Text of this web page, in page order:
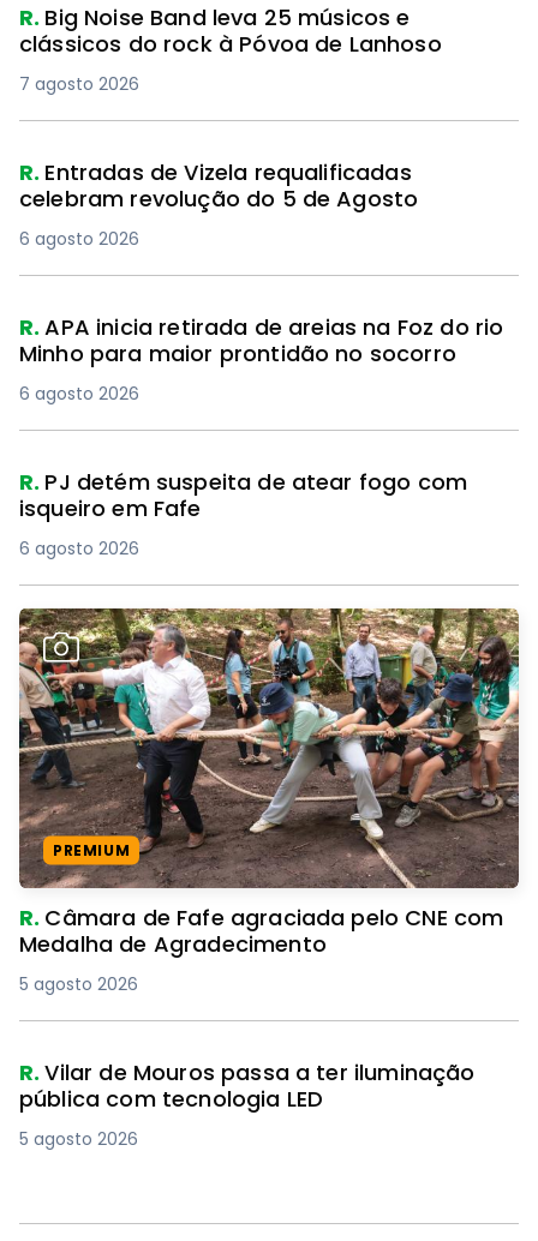
R. Big Noise Band leva 25 músicos e
clássicos do rock à Póvoa de Lanhoso
7 agosto 2026
R. Entradas de Vizela requalificadas
celebram revolução do 5 de Agosto
6 agosto 2026
R.APA inicia retirada de areias na Foz do rio
Minho para maior prontidão no socorro
6 agosto 2026
R. PJ detém suspeita de atear fogo com
isqueiro em Fafe
6 agosto 2026
PREMIUM
R. Câmara de Fafe agraciada pelo CNE com
Medalha de Agradecimento
5 agosto 2026
R.Vilar de Mouros passa a ter iluminação
pública com tecnologia LED
5 agosto 2026